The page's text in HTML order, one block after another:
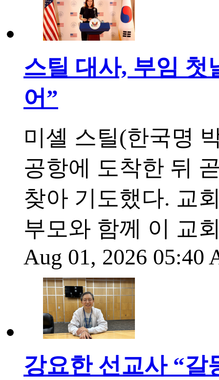
스틸 대사, 부임 첫
어”
미셸 스틸(한국명
공항에 도착한 뒤
찾아 기도했다. 교
부모와 함께 이 교
Aug 01, 2026 05:40
강요한 선교사 “